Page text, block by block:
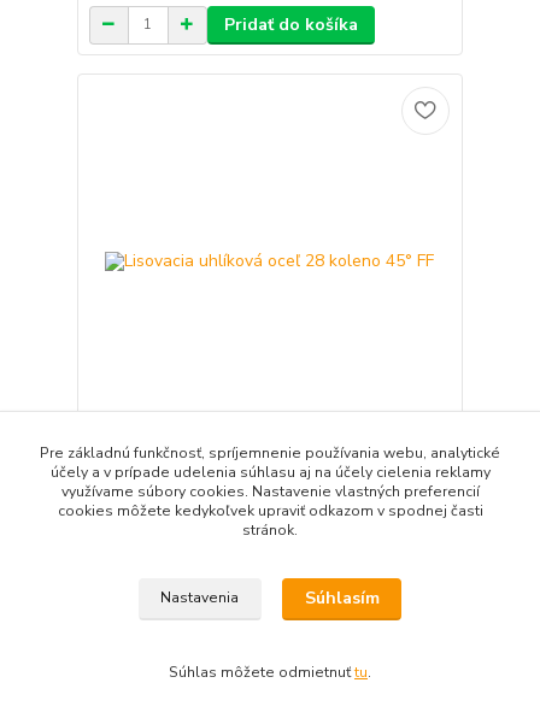
Pridať do košíka
Lisovacia uhlíková oceľ 28 koleno 45° FF
6,42 EUR/ks
5,22 EURbez DPH
Pre základnú funkčnosť, spríjemnenie používania webu, analytické
účely a v prípade udelenia súhlasu aj na účely cielenia reklamy
využívame súbory cookies. Nastavenie vlastných preferencií
cookies môžete kedykoľvek upraviť odkazom v spodnej časti
stránok.
Nastavenia Súhlasím
Súhlas môžete odmietnuťtu.